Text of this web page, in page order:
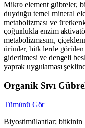
Mikro element gübreler,
duyduğu temel mineral
metabolizması ve
çoğunlukla enzim
metabolizmasını,
ürünler, bitkilerde
giderilmesi ve dengeli
yaprak uygulaması
Organik Sıvı
Tümünü Gör
Biyostimülantlar; bitkinin